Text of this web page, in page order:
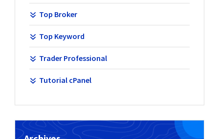
Top Broker
Top Keyword
Trader Professional
Tutorial cPanel